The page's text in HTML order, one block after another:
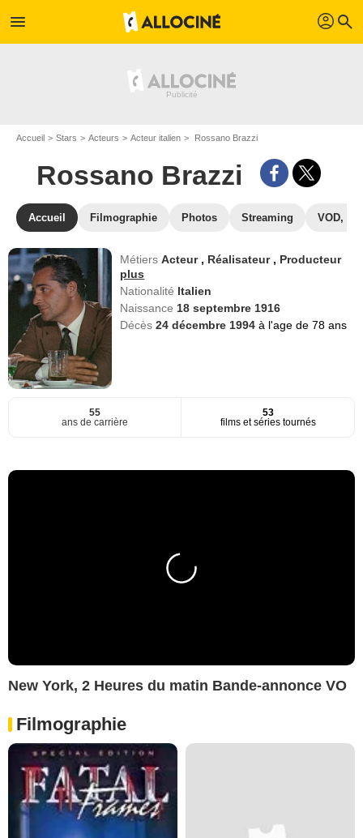
menu profil search
Accueil Stars Acteurs Acteur italien Rossano Brazzi
Rossano Brazzi
Accueil Filmographie Photos Streaming VOD,
MétiersActeur , Réalisateur , Producteur
plus
Nationalité Italien
Naissance 18 septembre 1916
Décès24 décembre 1994à l'age de 78 ans
55
ans de carrière
53
films et séries tournés
New York, 2 Heures du matin Bande-annonce VO
Filmographie